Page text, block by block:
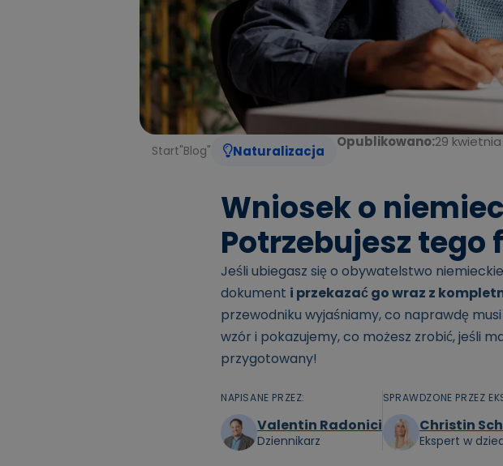
Start"Blog" Naturalizacja
Opublikowano:29 kwietnia
Wniosek o
Potrzebujesz tego
Jeśli ubiegasz się o obywatelstwo
dokument i przekazać go wraz z
przewodniku wyjaśniamy, co naprawdę
wzór i pokazujemy, co możesz zrobić, jeśli
przygotowany!
NAPISANE PRZEZ:
Valentin Radonici
Dziennikarz
SPRAWDZONE PRZEZ
Christin
Ekspert w